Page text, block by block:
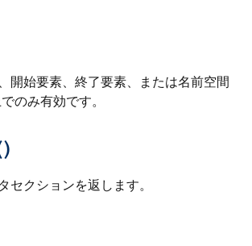
開始要素、終了要素、または名前空間
のみ有効です。
セクションを返します。